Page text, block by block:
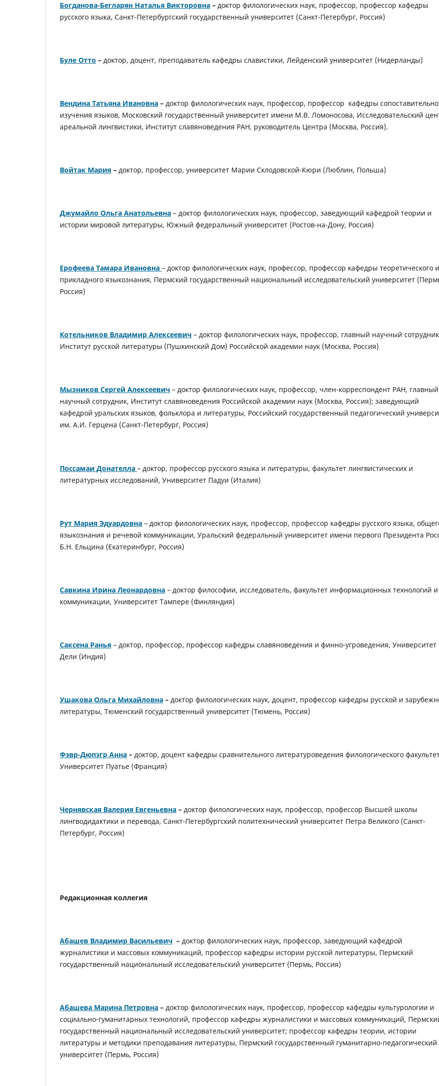
Богданова-Бегларян Наталья Викторовна – доктор филологических наук, профессор, профессор кафедры
русского языка, Санкт-Петербургский государственный университет (Санкт-Петербург, Россия)
Буле Отто – доктор, доцент, преподаватель кафедры славистики, Лейденский университет (Нидерланды)
Вендина Татьяна Ивановна – доктор филологических наук, профессор, профессор кафедры
изучения языков, Московский государственный университет имени М.В. Ломоносова, Исследовательский
ареальной лингвистики, Институт славяноведения РАН, руководитель Центра (Москва, Россия).
Войтак Мария – доктор, профессор, университет Марии Склодовской-Кюри (Люблин, Польша)
Джумайло Ольга Анатольевна – доктор филологических наук, профессор, заведующий кафедрой теории и
истории мировой литературы, Южный федеральный университет (Ростов-на-Дону, Россия)
Ерофеева Тамара Ивановна – доктор филологических наук, профессор, профессор кафедры теоретического и
прикладного языкознания, Пермский государственный национальный исследовательский университет
Россия)
Котельников Владимир Алексеевич – доктор филологических наук, профессор, главный научный
Институт русской литературы (Пушкинский Дом) Российской академии наук (Москва, Россия)
Мызников Сергей Алексеевич – доктор филологических наук, профессор, член-корреспондент РАН, главный
научный сотрудник, Институт славяноведения Российской академии наук (Москва, Россия); заведующий
кафедрой уральских языков, фольклора и литературы, Российский государственный педагогический
им. А.И. Герцена (Санкт-Петербург, Россия)
Поссамаи Донателла – доктор, профессор русского языка и литературы, факультет лингвистических и
литературных исследований, Университет Падуи (Италия)
Рут Мария Эдуардовна – доктор филологических наук, профессор, профессор кафедры русского языка,
языкознания и речевой коммуникации, Уральский федеральный университет имени первого Президента
Б.Н. Ельцина (Екатеринбург, Россия)
Савкина Ирина Леонардовна – доктор философии, исследователь, факультет информационных технологий и
коммуникации, Университет Тампере (Финляндия)
Саксена Ранья – доктор, профессор, профессор кафедры славяноведения и финно-угроведения, Университет
Дели (Индия)
Ушакова Ольга Михайловна – доктор филологических наук, доцент, профессор кафедры русской и
литературы, Тюменский государственный университет (Тюмень, Россия)
Фэвр-Дюпэгр Анна – доктор, доцент кафедры сравнительного литературоведения филологического
Университет Пуатье (Франция)
Чернявская Валерия Евгеньевна – доктор филологических наук, профессор, профессор Высшей школы
лингводидактики и перевода, Санкт-Петербургский политехнический университет Петра Великого (Санкт-
Петербург, Россия)
Редакционная коллегия
Абашев Владимир Васильевич – доктор филологических наук, профессор, заведующий кафедрой
журналистики и массовых коммуникаций, профессор кафедры истории русской литературы, Пермский
государственный национальный исследовательский университет (Пермь, Россия)
Абашева Марина Петровна – доктор филологических наук, профессор, профессор кафедры культурологии и
социально-гуманитарных технологий, профессор кафедры журналистики и массовых коммуникаций,
государственный национальный исследовательский университет; профессор кафедры теории, истории
литературы и методики преподавания литературы, Пермский государственный гуманитарно-педагогический
университет (Пермь, Россия)